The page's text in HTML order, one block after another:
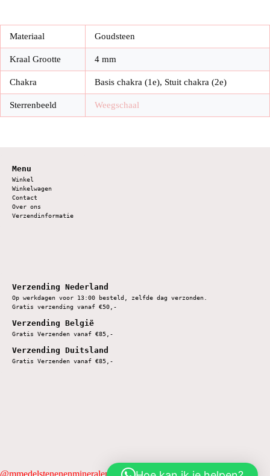
Materiaal Goudsteen
Kraal Grootte 4 mm
Chakra Basis chakra (1e), Stuit chakra (2e)
Sterrenbeeld Weegschaal
Menu
Winkel
Winkelwagen
Contact
Over ons
Verzendinformatie
Verzending Nederland
Op werkdagen voor 13:00 besteld, zelfde dag verzonden.
Gratis verzending vanaf €50,-
Verzending België
Gratis Verzenden vanaf €85,-
Verzending Duitsland
Gratis Verzenden vanaf €85,-
@mmedelstenenenmineralen